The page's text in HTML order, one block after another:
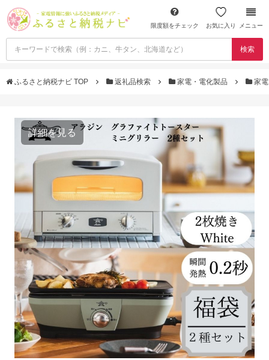
限度額をチェック お気に入り メニュー
検索
ふるさと納税ナビ TOP 返礼品検索 家電・電化製品 家電
詳細を見る